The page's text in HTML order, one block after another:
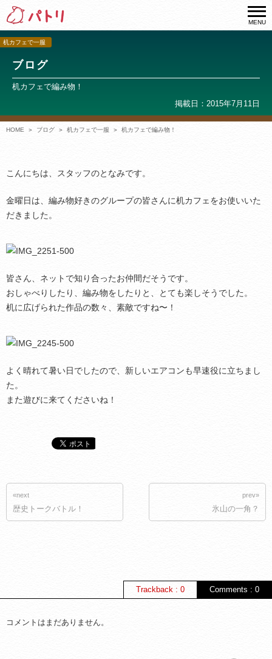
MENU
机カフェで一服
ブログ
机カフェで編み物！
掲載日：2015年7月11日
HOME ブログ 机カフェで一服 机カフェで編み物！
こんにちは、スタッフのとなみです。
金曜日は、編み物好きのグループの皆さんに机カフェをお使いいた
だきました。
皆さん、ネットで知り合ったお仲間だそうです。
おしゃべりしたり、編み物をしたりと、とても楽しそうでした。
机に広げられた作品の数々、素敵ですね〜！
よく晴れて暑い日でしたので、新しいエアコンも早速役に立ちまし
た。
また遊びに来てくださいね！
«next
歴史トークバトル！
prev»
氷山の一角？
Comments : 0
Trackback : 0
コメントはまだありません。